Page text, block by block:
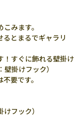
みます。
とまるでギャラリ
！すぐに飾れる壁掛け
掛けフック）
要です。
フック）